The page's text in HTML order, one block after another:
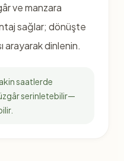
ve manzara
sağlar; dönüşte
arayarak dinlenin.
saatlerde
serinletebilir—